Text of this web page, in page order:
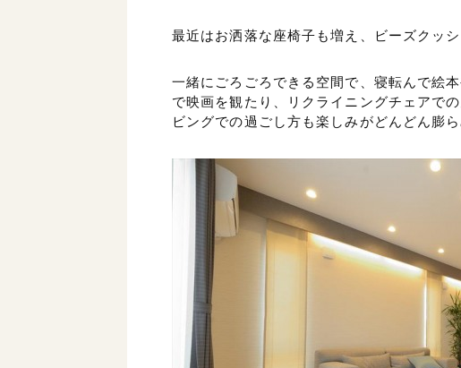
最近はお洒落な座椅子も増え、ビーズクッ
一緒にごろごろできる空間で、寝転んで絵
で映画を観たり、リクライニングチェアで
ビングでの過ごし方も楽しみがどんどん膨ら